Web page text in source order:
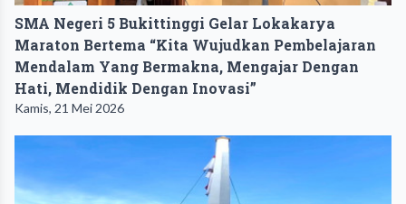
SMA Negeri 5 Bukittinggi Gelar Lokakarya
Maraton Bertema “Kita Wujudkan Pembelajaran
Mendalam Yang Bermakna, Mengajar Dengan
Hati, Mendidik Dengan Inovasi”
Kamis, 21 Mei 2026